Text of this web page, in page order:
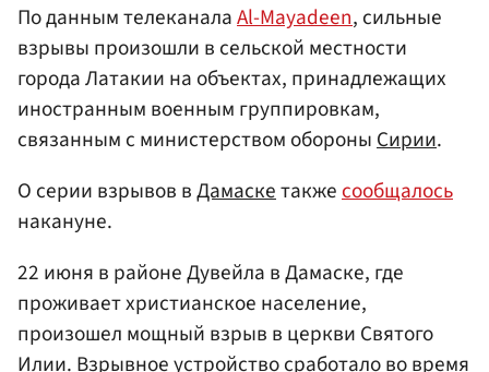
По данным телеканалаAl-Mayadeen, сильные
взрывы произошли в сельской местности
города Латакии на объектах, принадлежащих
иностранным военным группировкам,
связанным с министерством обороны Сирии.
О серии взрывов вДамаскетакжесообщалось
накануне.
22 июня в районе Дувейла в Дамаске, где
проживает христианское население,
произошел мощный взрыв в церкви Святого
Илии. Взрывное устройство сработало во время